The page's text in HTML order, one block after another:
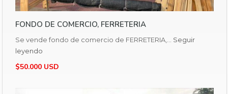
FONDO DE COMERCIO, FERRETERIA
Se vende fondo de comercio de FERRETERIA,… Seguir
leyendo
$50.000 USD